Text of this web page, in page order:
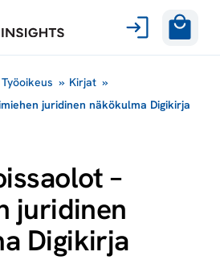
Työoikeus » Kirjat »
juridinen näkökulma Digikirja
–
juridinen
Digikirja